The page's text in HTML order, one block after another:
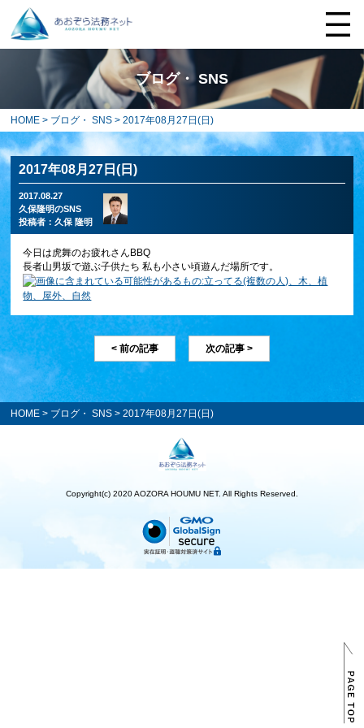
ブログ・ SNS
HOME > ブログ・ SNS > 2017年08月27日(日)
2017年08月27日(日)
2017.08.27
久保隆明のSNS
投稿者：久保 隆明
今日は虎舞のお疲れさんBBQ
長者山男坂で遊ぶ子供たち 私も小さい頃遊んだ場所です。
< 前の記事 次の記事 >
HOME > ブログ・ SNS > 2017年08月27日(日)
Copyright(c) 2020 AOZORA HOUMU NET. All Rights Reserved.